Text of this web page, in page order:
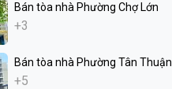
Bán tòa nhà Phường Chợ Lớn
+3
Bán tòa nhà Phường Tân Thuận
+5